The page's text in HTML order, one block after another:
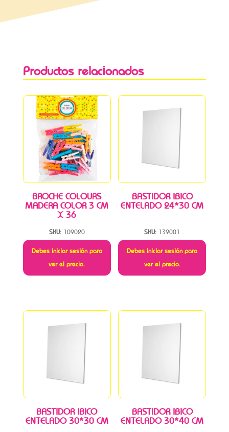
Productos relacionados
BROCHE COLOURS
MADERA COLOR 3 CM
X 36
SKU: 109020
Debes iniciar sesión para
ver el precio.
BASTIDOR IBICO
ENTELADO 24*30 CM
SKU: 139001
Debes iniciar sesión para
ver el precio.
BASTIDOR IBICO
ENTELADO 30*30 CM
BASTIDOR IBICO
ENTELADO 30*40 CM